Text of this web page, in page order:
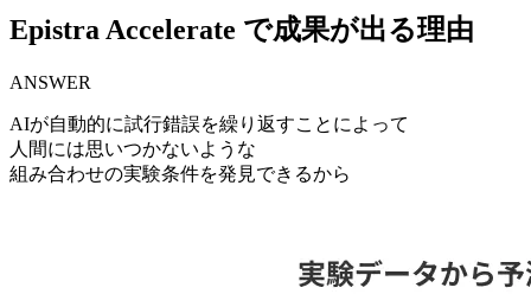
Epistra Accelerate で成果が出る理由
ANSWER
AIが自動的に試行錯誤を繰り返すことに よって
人間には思いつかないような
組み合わせの実験条件を発見できるから